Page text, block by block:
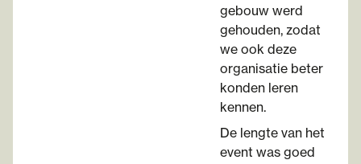
gebouw werd
gehouden, zodat
we ook deze
organisatie beter
konden leren
kennen.
De lengte van het
event was goed